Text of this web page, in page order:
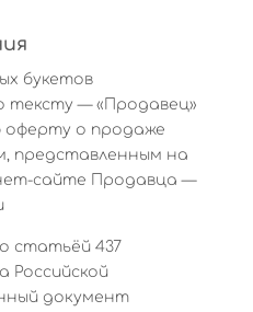
букетов
тексту — «Продавец»
оферту о продаже
представленным на
сайте Продавца —
статьёй 437
Российской
документ